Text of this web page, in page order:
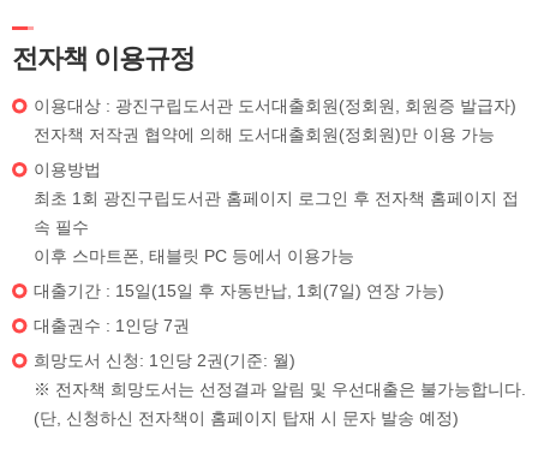
전자책 이용규정
이용대상 : 광진구립도서관 도서대출회원(정회원, 회원증 발급자)
전자책 저작권 협약에 의해 도서대출회원(정회원)만 이용 가능
이용방법
최초 1회 광진구립도서관 홈페이지 로그인 후 전자책 홈페이지 접
속 필수
이후 스마트폰, 태블릿 PC 등에서 이용가능
대출기간 : 15일(15일 후 자동반납, 1회(7일) 연장 가능)
대출권수 : 1인당 7권
희망도서 신청: 1인당 2권(기준: 월)
※ 전자책 희망도서는 선정결과 알림 및 우선대출은 불가능합니다.
(단, 신청하신 전자책이 홈페이지 탑재 시 문자 발송 예정)